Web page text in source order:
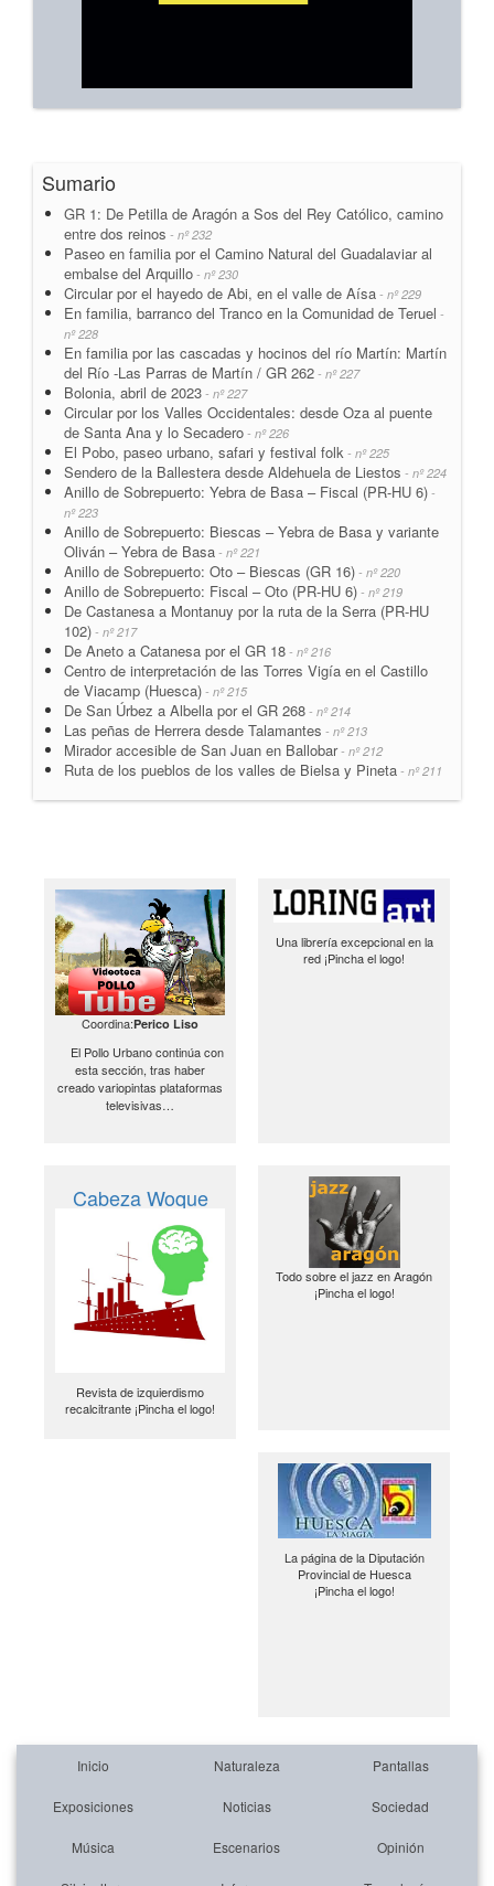
Sumario
GR 1: De Petilla de Aragón a Sos del Rey Católico, camino
entre dos reinos - nº 232
Paseo en familia por el Camino Natural del Guadalaviar al
embalse del Arquillo - nº 230
Circular por el hayedo de Abi, en el valle de Aísa - nº 229
En familia, barranco del Tranco en la Comunidad de Teruel -
nº 228
En familia por las cascadas y hocinos del río Martín: Martín
del Río -Las Parras de Martín / GR 262 - nº 227
Bolonia, abril de 2023 - nº 227
Circular por los Valles Occidentales: desde Oza al puente
de Santa Ana y lo Secadero - nº 226
El Pobo, paseo urbano, safari y festival folk - nº 225
Sendero de la Ballestera desde Aldehuela de Liestos - nº 224
Anillo de Sobrepuerto: Yebra de Basa – Fiscal (PR-HU 6) -
nº 223
Anillo de Sobrepuerto: Biescas – Yebra de Basa y variante
Oliván – Yebra de Basa - nº 221
Anillo de Sobrepuerto: Oto – Biescas (GR 16) - nº 220
Anillo de Sobrepuerto: Fiscal – Oto (PR-HU 6) - nº 219
De Castanesa a Montanuy por la ruta de la Serra (PR-HU
102) - nº 217
De Aneto a Catanesa por el GR 18 - nº 216
Centro de interpretación de las Torres Vigía en el Castillo
de Viacamp (Huesca) - nº 215
De San Úrbez a Albella por el GR 268 - nº 214
Las peñas de Herrera desde Talamantes - nº 213
Mirador accesible de San Juan en Ballobar- nº 212
Ruta de los pueblos de los valles de Bielsa y Pineta - nº 211
Coordina:Perico Liso
El Pollo Urbano continúa con
esta sección, tras haber
creado variopintas plataformas
televisivas…
Una librería excepcional en la
red ¡Pincha el logo!
Cabeza Woque
Revista de izquierdismo
recalcitrante ¡Pincha el logo!
Todo sobre el jazz en Aragón
¡Pincha el logo!
La página de la Diputación
Provincial de Huesca
¡Pincha el logo!
Inicio Naturaleza Pantallas
Exposiciones Noticias Sociedad
Música Escenarios Opinión